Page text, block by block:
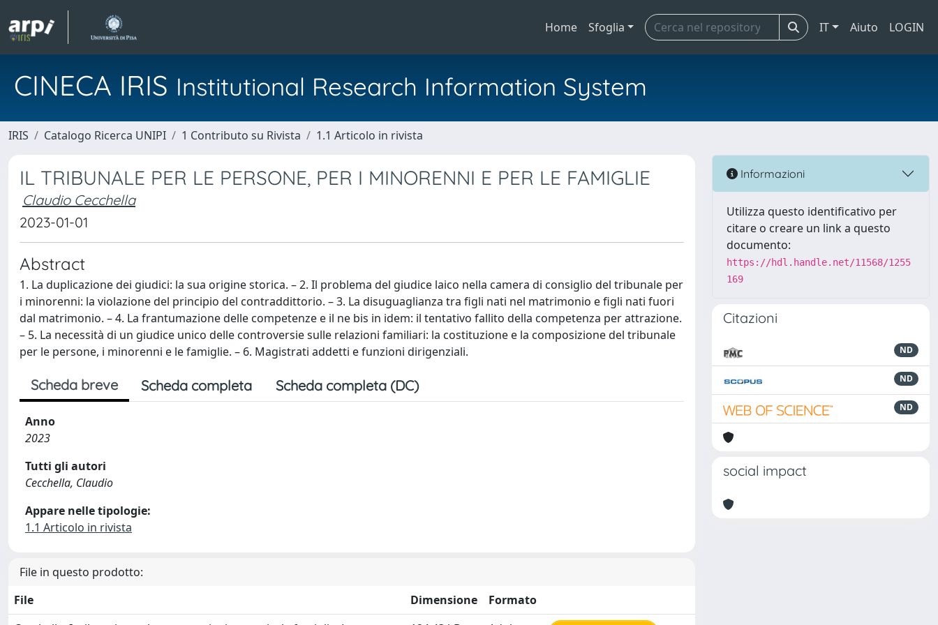
Home Sfoglia IT Aiuto LOGIN
CINECA IRIS Institutional Research Information System
IRIS Catalogo Ricerca UNIPI 1 Contributo su Rivista 1.1 Articolo in rivista
IL TRIBUNALE PER LE PERSONE, PER I MINORENNI E PER LE FAMIGLIE
Claudio Cecchella
2023-01-01
Abstract
1. La duplicazione dei giudici: la sua origine storica. – 2. Il problema del giudice laico nella camera di consiglio del tribunale per
i minorenni: la violazione del principio del contraddittorio. – 3. La disuguaglianza tra figli nati nel matrimonio e figli nati fuori
dal matrimonio. – 4. La frantumazione delle competenze e il ne bis in idem: il tentativo fallito della competenza per attrazione.
– 5. La necessità di un giudice unico delle controversie sulle relazioni familiari: la costituzione e la composizione del tribunale
per le persone, i minorenni e le famiglie. – 6. Magistrati addetti e funzioni dirigenziali.
Scheda breve Scheda completa Scheda completa (DC)
Anno
2023
Tutti gli autori
Cecchella, Claudio
Appare nelle tipologie:
1.1 Articolo in rivista
File in questo prodotto:
File
Dimensione
Formato
Informazioni
Utilizza questo identificativo per
citare o creare un link a questo
documento:
https://hdl.handle.net/11568/1255
169
Citazioni
ND
ND
ND
social impact